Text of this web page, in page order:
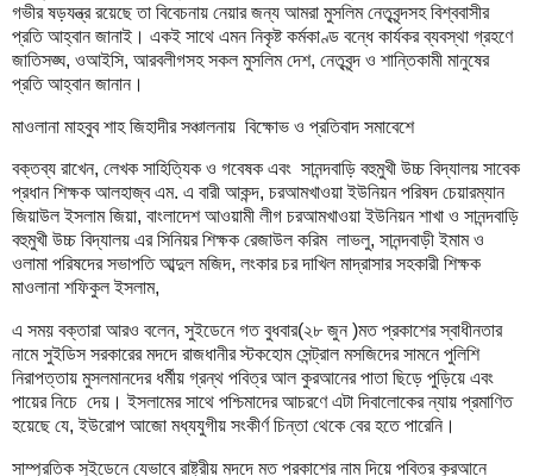
গভীর ষড়যন্ত্র রয়েছে তা বিবেচনায় নেয়ার জন্য আমরা মুসলিম নেতৃবৃন্দসহ বিশ্ববাসীর
প্রতি আহ্বান জানাই। একই সাথে এমন নিকৃষ্ট কর্মকাণ্ড বন্ধে কার্যকর ব্যবস্থা গ্রহণে
জাতিসঙ্ঘ, ওআইসি, আরবলীগসহ সকল মুসলিম দেশ, নেতৃবৃন্দ ও শান্তিকামী মানুষের
প্রতি আহ্বান জানান।
মাওলানা মাহবুব শাহ জিহাদীর সঞ্চালনায় বিক্ষোভ ও প্রতিবাদ সমাবেশে
বক্তব্য রাখেন, লেখক সাহিত্যিক ও গবেষক এবং সানন্দবাড়ি বহুমুখী উচ্চ বিদ্যালয় সাবেক
প্রধান শিক্ষক আলহাজ্ব এম. এ বারী আকন্দ, চরআমখাওয়া ইউনিয়ন পরিষদ চেয়ারম্যান
জিয়াউল ইসলাম জিয়া, বাংলাদেশ আওয়ামী লীগ চরআমখাওয়া ইউনিয়ন শাখা ও সানন্দবাড়ি
বহুমুখী উচ্চ বিদ্যালয় এর সিনিয়র শিক্ষক রেজাউল করিম লাভলু, সানন্দবাড়ী ইমাম ও
ওলামা পরিষদের সভাপতি আব্দুল মজিদ, লংকার চর দাখিল মাদ্রাসার সহকারী শিক্ষক
মাওলানা শফিকুল ইসলাম,
এ সময় বক্তারা আরও বলেন, সুইডেনে গত বুধবার(২৮ জুন )মত প্রকাশের স্বাধীনতার
নামে সুইডিস সরকারের মদদে রাজধানীর স্টকহোম সেন্ট্রাল মসজিদের সামনে পুলিশি
নিরাপত্তায় মুসলমানদের ধর্মীয় গ্রন্থ পবিত্র আল কুরআনের পাতা ছিড়ে পুড়িয়ে এবং
পায়ের নিচে দেয়। ইসলামের সাথে পশ্চিমাদের আচরণে এটা দিবালোকের ন্যায় প্রমাণিত
হয়েছে যে, ইউরোপ আজো মধ্যযুগীয় সংকীর্ণ চিন্তা থেকে বের হতে পারেনি।
সাম্প্রতিক সুইডেনে যেভাবে রাষ্ট্রীয় মদদে মত প্রকাশের নাম দিয়ে পবিত্র কুরআনে